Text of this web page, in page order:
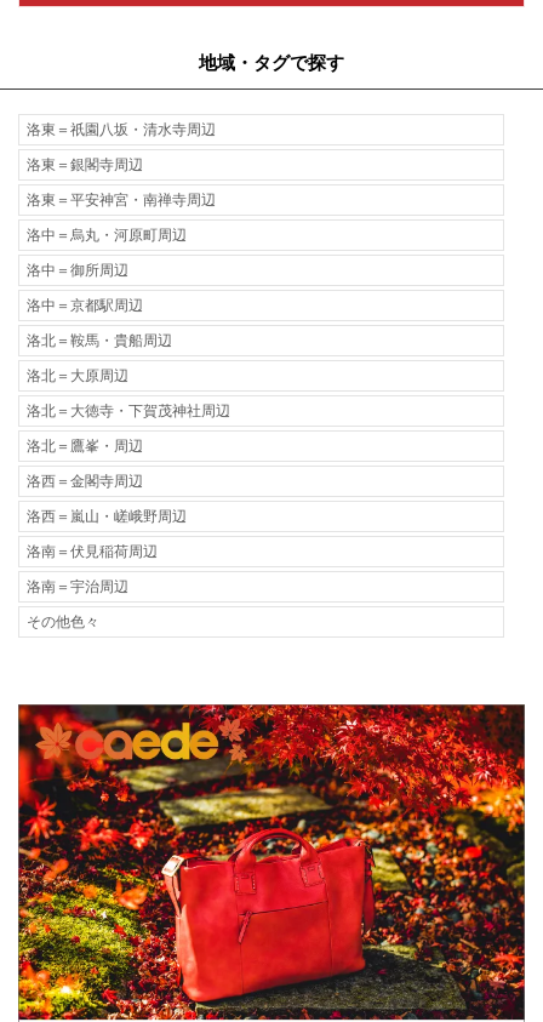
地域・タグで探す
洛東＝祇園八坂・清水寺周辺
洛東＝銀閣寺周辺
洛東＝平安神宮・南禅寺周辺
洛中＝烏丸・河原町周辺
洛中＝御所周辺
洛中＝京都駅周辺
洛北＝鞍馬・貴船周辺
洛北＝大原周辺
洛北＝大徳寺・下賀茂神社周辺
洛北＝鷹峯・周辺
洛西＝金閣寺周辺
洛西＝嵐山・嵯峨野周辺
洛南＝伏見稲荷周辺
洛南＝宇治周辺
その他色々